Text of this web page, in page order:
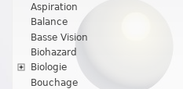
Aspiration
Balance
Basse Vision
Biohazard
Biologie
Bouchage